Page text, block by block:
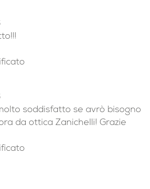
soddisfatto se avrò bisogno
da ottica Zanichelli! Grazie